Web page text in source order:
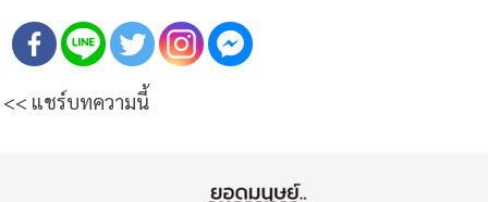
<< แชร์บทความนี้